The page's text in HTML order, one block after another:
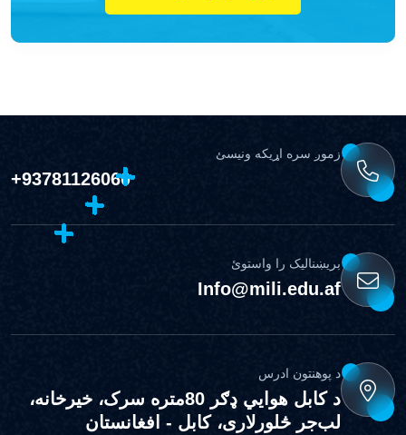
زموږ سره اړیکه ونیسئ
+93781126060
بریښنالیک را واستوئ
Info@mili.edu.af
د پوهنتون ادرس
د کابل هوايي ډګر 80متره سرک، خيرخانه،
لب‌جر څلورلاری، کابل - افغانستان